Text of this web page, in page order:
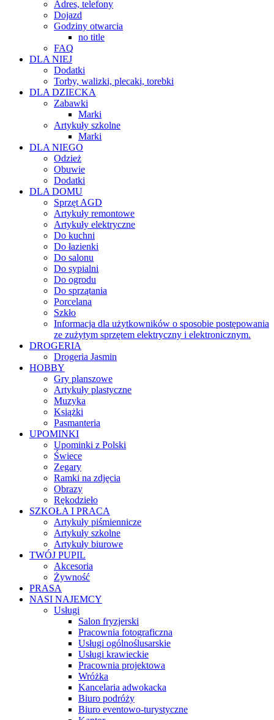
Adres, telefony
Dojazd
Godziny otwarcia
no title
FAQ
DLA NIEJ
Dodatki
Torby, walizki, plecaki, torebki
DLA DZIECKA
Zabawki
Marki
Artykuły szkolne
Marki
DLA NIEGO
Odzież
Obuwie
Dodatki
DLA DOMU
Sprzęt AGD
Artykuły remontowe
Artykuły elektryczne
Do kuchni
Do łazienki
Do salonu
Do sypialni
Do ogrodu
Do sprzątania
Porcelana
Szkło
Informacja dla użytkowników o sposobie postępowania
ze zużytym sprzętem elektryczny i elektronicznym.
DROGERIA
Drogeria Jasmin
HOBBY
Gry planszowe
Artykuły plastyczne
Muzyka
Książki
Pasmanteria
UPOMINKI
Upominki z Polski
Świece
Zegary
Ramki na zdjęcia
Obrazy
Rękodzieło
SZKOŁA I PRACA
Artykuły piśmiennicze
Artykuły szkolne
Artykuły biurowe
TWÓJ PUPIL
Akcesoria
Żywność
PRASA
NASI NAJEMCY
Usługi
Salon fryzjerski
Pracownia fotograficzna
Usługi ogólnoślusarskie
Usługi krawieckie
Pracownia projektowa
Wróżka
Kancelaria adwokacka
Biuro podróży
Biuro eventowo-turystyczne